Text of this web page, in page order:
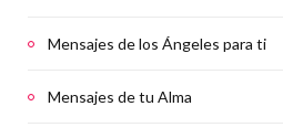
Mensajes de los Ángeles para ti
Mensajes de tu Alma